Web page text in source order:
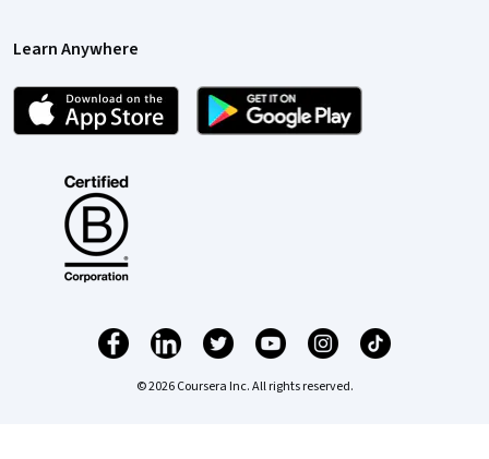
Learn Anywhere
© 2026 Coursera Inc. All rights reserved.